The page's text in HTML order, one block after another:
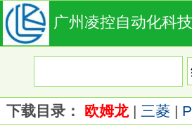
广州凌控自动化科
下载目录： 欧姆龙| 三菱|